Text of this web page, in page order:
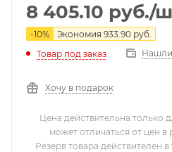
8 405.10 руб./
-10% Экономия 933.90 руб.
Товар под заказ
Хочу в подарок
Цена действительна только
может отличаться от цен в
Резерв товара действителен